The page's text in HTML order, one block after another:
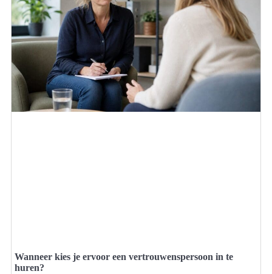
Wanneer kies je ervoor een vertrouwenspersoon in te
huren?